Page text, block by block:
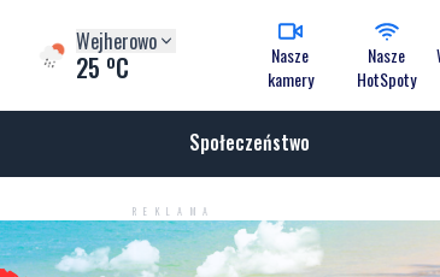
Wejherowo
25 oC
Nasze
kamery
Nasze
HotSpoty
Społeczeństwo
REKLAMA